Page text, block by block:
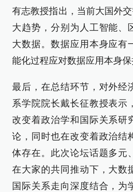
有志教授指出，当前大国外
大趋势，分别为人工智能、
大数据。数据应用本身应有
能化过程应对数据应用本身保
最后，在总结环节，对外经
系学院院长戴长征教授表示
改变着政治学和国际关系研
论，同时也在改变着政治结
体存在。此次论坛话题多元
在大家的共同推动下，大数
国际关系走向深度结合，为